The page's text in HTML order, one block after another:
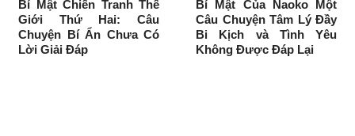
Bí Mật Chiến Tranh Thế
Giới Thứ Hai: Câu
Chuyện Bí Ẩn Chưa Có
Lời Giải Đáp
Bí Mật Của Naoko Một
Câu Chuyện Tâm Lý Đầy
Bi Kịch và Tình Yêu
Không Được Đáp Lại